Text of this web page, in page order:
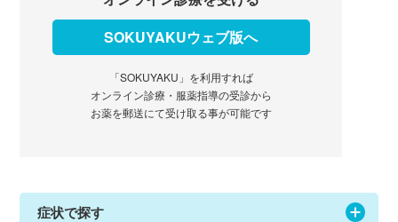
SOKUYAKUウェブ版へ
「SOKUYAKU」を利用すれば
オンライン診療・服薬指導の受診から
お薬を郵送にて受け取る事が可能です
症状で探す